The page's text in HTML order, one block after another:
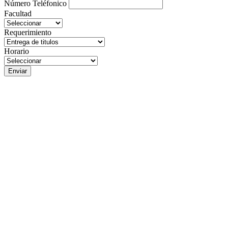
Número Teléfonico
Facultad
Requerimiento
Horario
Enviar